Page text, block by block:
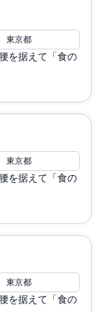
東京都
を据えて「食の
東京都
を据えて「食の
東京都
を据えて「食の